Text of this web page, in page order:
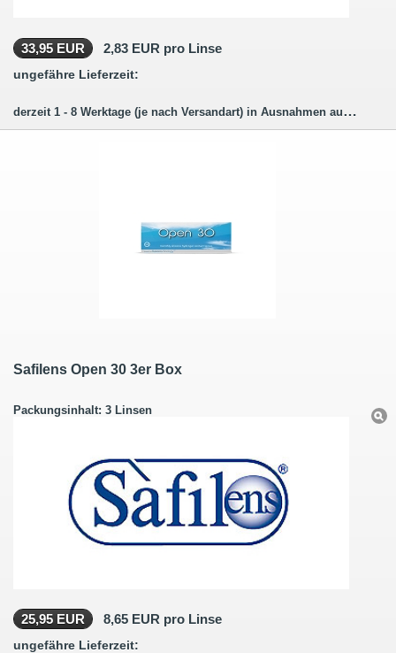
33,95 EUR 2,83 EUR pro Linse
ungefähre Lieferzeit:
derzeit 1 - 8 Werktage (je nach Versandart) in Ausnahmen auch länger.
Safilens Open 30 3er Box
Packungsinhalt: 3 Linsen
25,95 EUR 8,65 EUR pro Linse
ungefähre Lieferzeit: